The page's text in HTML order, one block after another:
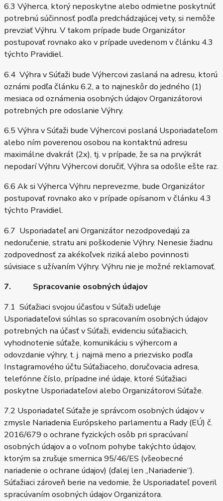
6.3 Výherca, ktorý neposkytne alebo odmietne poskytnúť
potrebnú súčinnosť podľa predchádzajúcej vety, si nemôže
prevziať Výhru. V takom prípade bude Organizátor
postupovať rovnako ako v prípade uvedenom v článku 4.3
týchto Pravidiel.
6.4 Výhra v Súťaži bude Výhercovi zaslaná na adresu, ktorú
oznámi podľa článku 6.2, a to najneskôr do jedného (1)
mesiaca od oznámenia osobných údajov Organizátorovi
potrebných pre odoslanie Výhry.
6.5 Výhra v Súťaži bude Výhercovi poslaná Usporiadateľom
alebo ním poverenou osobou na kontaktnú adresu
maximálne dvakrát (2x), tj. v prípade, že sa na prvýkrát
nepodarí Výhru Výhercovi doručiť, Výhra sa odošle ešte raz.
6.6 Ak si Výherca Výhru neprevezme, bude Organizátor
postupovať rovnako ako v prípade opísanom v článku 4.3
týchto Pravidiel.
6.7 Usporiadateľ ani Organizátor nezodpovedajú za
nedoručenie, stratu ani poškodenie Výhry. Nenesie žiadnu
zodpovednosť za akékoľvek riziká alebo povinnosti
súvisiace s užívaním Výhry. Výhru nie je možné reklamovať.
7. Spracovanie osobných údajov
7.1 Súťažiaci svojou účasťou v Súťaži udeľuje
Usporiadateľovi súhlas so spracovaním osobných údajov
potrebných na účasť v Súťaži, evidenciu súťažiacich,
vyhodnotenie súťaže, komunikáciu s výhercom a
odovzdanie výhry, t. j. najmä meno a priezvisko podľa
Instagramového účtu Súťažiaceho, doručovacia adresa,
telefónne číslo, prípadne iné údaje, ktoré Súťažiaci
poskytne Usporiadateľovi alebo Organizátorovi Súťaže.
7.2 Usporiadateľ Súťaže je správcom osobných údajov v
zmysle Nariadenia Európskeho parlamentu a Rady (EÚ) č.
2016/679 o ochrane fyzických osôb pri spracúvaní
osobných údajov a o voľnom pohybe takýchto údajov,
ktorým sa zrušuje smernica 95/46/ES (všeobecné
nariadenie o ochrane údajov) (ďalej len „Nariadenie“).
Súťažiaci zároveň berie na vedomie, že Usporiadateľ poveril
spracúvaním osobných údajov Organizátora.